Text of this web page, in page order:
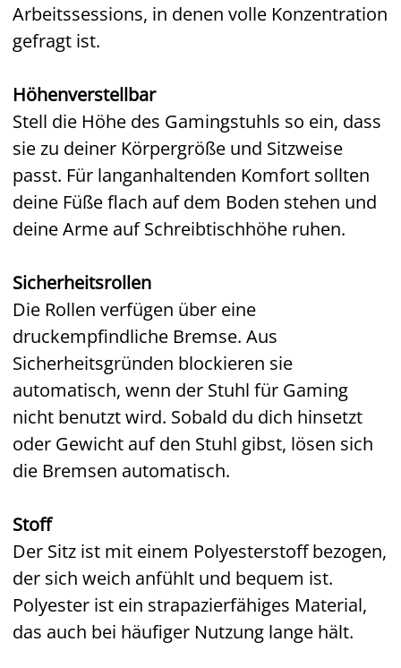
Arbeitssessions, in denen volle Konzentration
gefragt ist.
Höhenverstellbar
Stell die Höhe des Gamingstuhls so ein, dass
sie zu deiner Körpergröße und Sitzweise
passt. Für langanhaltenden Komfort sollten
deine Füße flach auf dem Boden stehen und
deine Arme auf Schreibtischhöhe ruhen.
Sicherheitsrollen
Die Rollen verfügen über eine
druckempfindliche Bremse. Aus
Sicherheitsgründen blockieren sie
automatisch, wenn der Stuhl für Gaming
nicht benutzt wird. Sobald du dich hinsetzt
oder Gewicht auf den Stuhl gibst, lösen sich
die Bremsen automatisch.
Stoff
Der Sitz ist mit einem Polyesterstoff bezogen,
der sich weich anfühlt und bequem ist.
Polyester ist ein strapazierfähiges Material,
das auch bei häufiger Nutzung lange hält.